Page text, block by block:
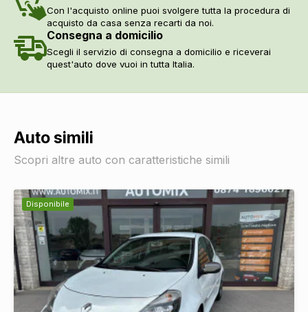
Con l'acquisto online puoi svolgere tutta la procedura di
acquisto da casa senza recarti da noi.
Consegna a domicilio
Scegli il servizio di consegna a domicilio e riceverai
quest'auto dove vuoi in tutta Italia.
Auto simili
Scopri altre auto con caratteristiche simili
Disponibile